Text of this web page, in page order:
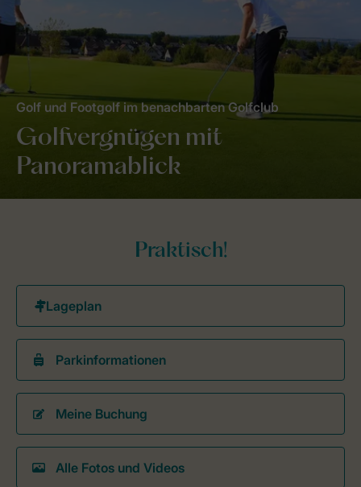
Golfvergnügen mit
Panoramablick
Golf und Footgolf im benachbarten Golfclub
Praktisch!
Parkinformationen
Meine Buchung
Alle Fotos und Videos